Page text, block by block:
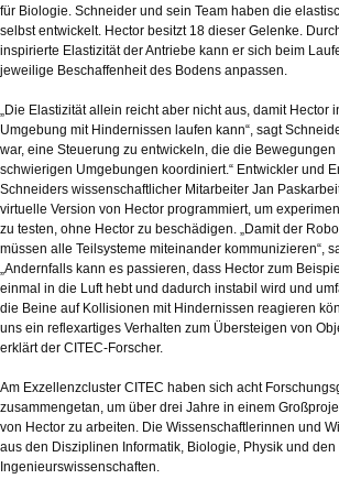
für Biologie. Schneider und sein Team haben die
selbst entwickelt. Hector besitzt 18 dieser Gelenke.
inspirierte Elastizität der Antriebe kann er sich beim
jeweilige Beschaffenheit des Bodens anpassen.
„Die Elastizität allein reicht aber nicht aus, damit Hector
Umgebung mit Hindernissen laufen kann“, sagt
war, eine Steuerung zu entwickeln, die die
schwierigen Umgebungen koordiniert.“ Entwickler und
Schneiders wissenschaftlicher Mitarbeiter Jan
virtuelle Version von Hector programmiert, um
zu testen, ohne Hector zu beschädigen. „Damit der
müssen alle Teilsysteme miteinander kommunizieren“,
„Andernfalls kann es passieren, dass Hector zum
einmal in die Luft hebt und dadurch instabil wird und
die Beine auf Kollisionen mit Hindernissen reagieren
uns ein reflexartiges Verhalten zum Übersteigen von
erklärt der CITEC-Forscher.
Am Exzellenzcluster CITEC haben sich acht
zusammengetan, um über drei Jahre in einem
von Hector zu arbeiten. Die Wissenschaftlerinnen und
aus den Disziplinen Informatik, Biologie, Physik und den
Ingenieurswissenschaften.